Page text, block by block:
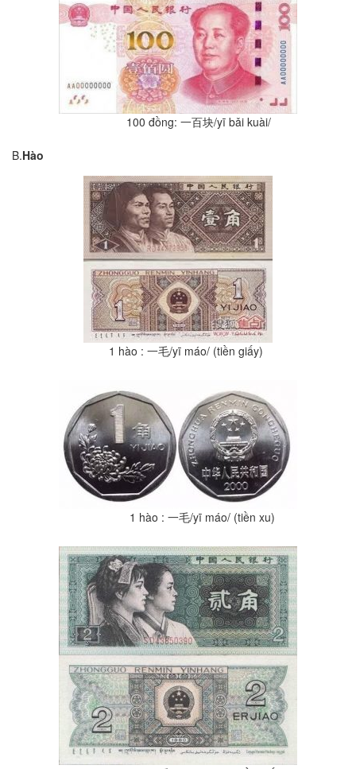
100 đồng: 一百块/yī bǎi kuài/
B.Hào
1 hào : 一毛/yī máo/ (tiền giấy)
1 hào : 一毛/yī máo/ (tiền xu)